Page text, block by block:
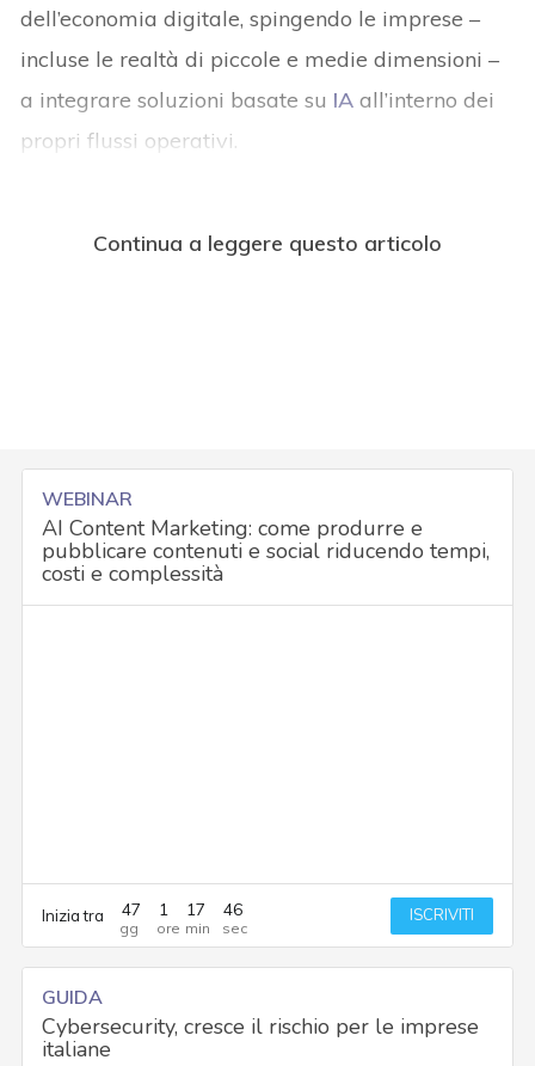
dell’economia digitale, spingendo le imprese –
incluse le realtà di piccole e medie dimensioni –
a integrare soluzioni basate su IA all’interno dei
propri flussi operativi.
Continua a leggere questo articolo
WEBINAR
AI Content Marketing: come produrre e
pubblicare contenuti e social riducendo tempi,
costi e complessità
Inizia tra 47 1 17 45 ISCRIVITI
GUIDA
Cybersecurity, cresce il rischio per le imprese
italiane